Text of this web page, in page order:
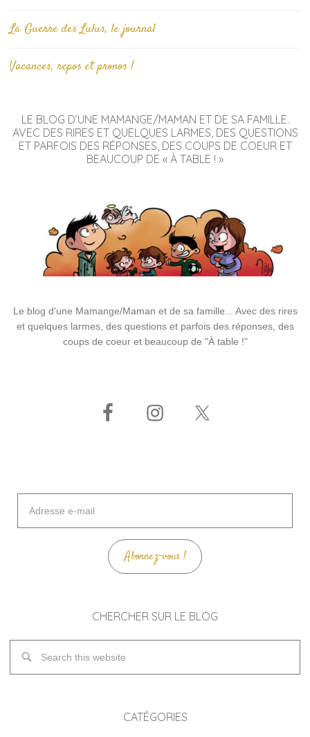
La Guerre des Lulus, le journal
Vacances, repos et pronos !
LE BLOG D’UNE MAMANGE/MAMAN ET DE SA FAMILLE.
AVEC DES RIRES ET QUELQUES LARMES, DES QUESTIONS
ET PARFOIS DES RÉPONSES, DES COUPS DE COEUR ET
BEAUCOUP DE « À TABLE ! »
Le blog d'une Mamange/Maman et de sa famille... Avec des rires
et quelques larmes, des questions et parfois des réponses, des
coups de coeur et beaucoup de "À table !"
mail
Abonnez-vous !
CHERCHER SUR LE BLOG
CATÉGORIES